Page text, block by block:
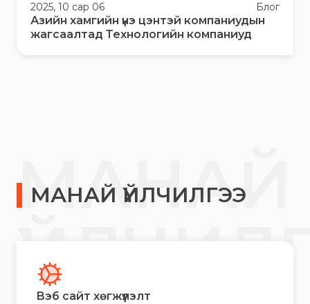
2025, 10 сар 06 Блог
Азийн хамгийн үнэ цэнтэй компаниудын
жагсаалтад Технологийн компаниуд
МАНАЙ ҮЙЛЧИЛГЭЭ
МАНАЙ
Вэб сайт хөгжүүлэлт